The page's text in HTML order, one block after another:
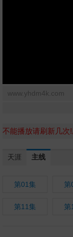
www.yhdm4k.com
不能播放请刷新几次
天涯 主线
第01集 第
第11集 第